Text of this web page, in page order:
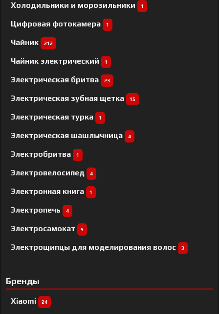
Холодильники и морозильники 1
Цифровая фотокамера 1
Чайник 212
Чайник электрический 1
Электрическая бритва 23
Электрическая зубная щетка 15
Электрическая турка 1
Электрическая шашлычница 4
Электробритва 1
Электровелосипед 4
Электронная книга 1
Электропечь 4
Электросамокат 9
Электрощипцы для моделирования волос 3
Бренды
Xiaomi 24